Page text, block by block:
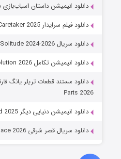
دانلود انیمیشن داستان اسباب‌بازی ۵ Toy Story 5 (2026)
دانلود فیلم سرایدار The Caretaker 2025
دانلود سریال One Hundred Years of Solitude 2024-2026
دانلود انیمیشن تکامل Evolution 2026
Parts 2026
دانلود انیمیشن دنیایی دیگر Another World 2025
دانلود سریال قصر شرقی The East Palace 2026